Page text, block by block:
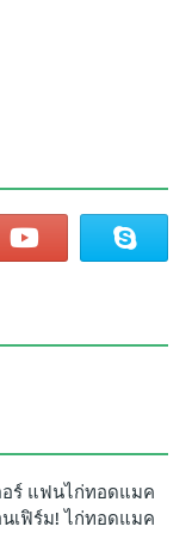
อร์ แฟนไก่ทอดแมค
นเฟิร์ม! ไก่ทอดแมค